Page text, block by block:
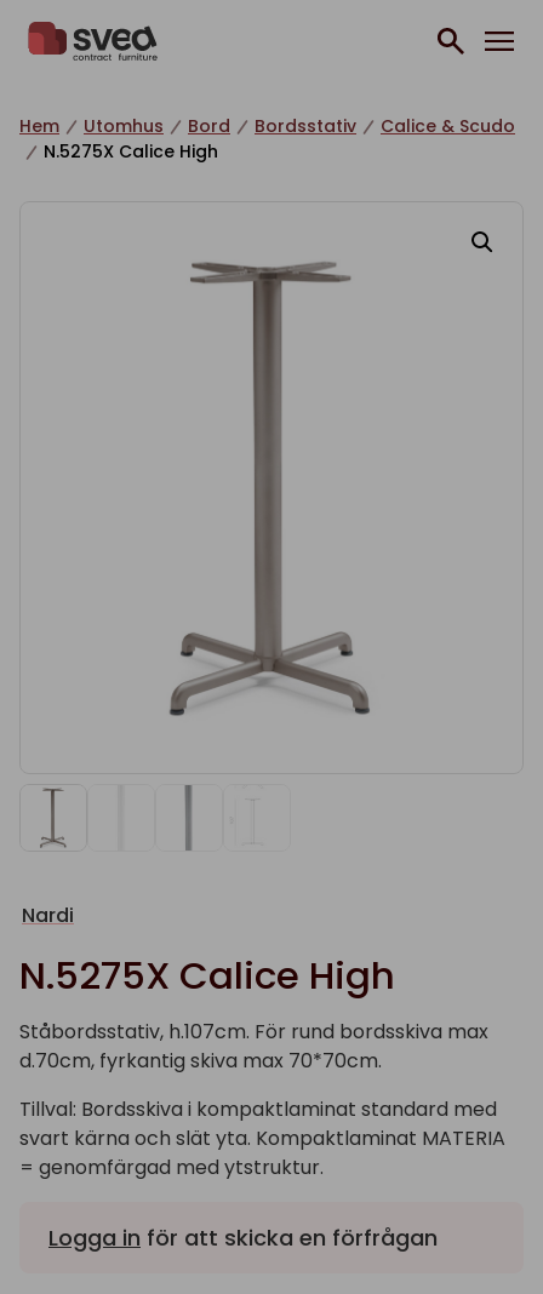
Hem Utomhus Bord Bordsstativ
Calice & Scudo
N.5275X Calice High
Nardi
N.5275X Calice High
Ståbordsstativ, h.107cm. För rund bordsskiva max
d.70cm, fyrkantig skiva max 70*70cm.
Tillval: Bordsskiva i kompaktlaminat standard med
svart kärna och slät yta. Kompaktlaminat MATERIA
= genomfärgad med ytstruktur.
Logga in för att skicka en förfrågan